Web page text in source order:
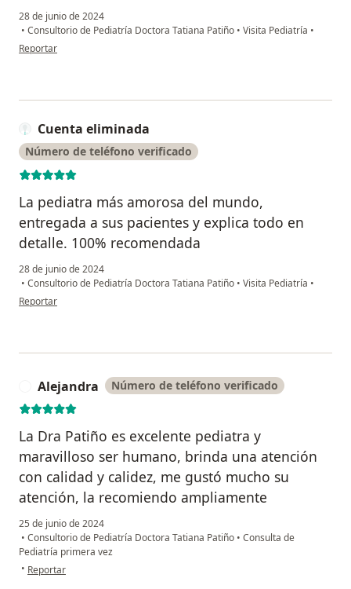
28 de junio de 2024
• Consultorio de Pediatría Doctora Tatiana Patiño • Visita Pediatría •
en opinión del usuario Patricia Castiblanco
Reportar
Cuenta eliminada
Número de teléfono verificado
La pediatra más amorosa del mundo,
entregada a sus pacientes y explica todo en
detalle. 100% recomendada
28 de junio de 2024
• Consultorio de Pediatría Doctora Tatiana Patiño • Visita Pediatría •
en opinión del usuario Cuenta eliminada
Reportar
Alejandra Número de teléfono verificado
La Dra Patiño es excelente pediatra y
maravilloso ser humano, brinda una atención
con calidad y calidez, me gustó mucho su
atención, la recomiendo ampliamente
25 de junio de 2024
• Consultorio de Pediatría Doctora Tatiana Patiño • Consulta de
Pediatría primera vez
• en opinión del usuario Alejandra
Reportar